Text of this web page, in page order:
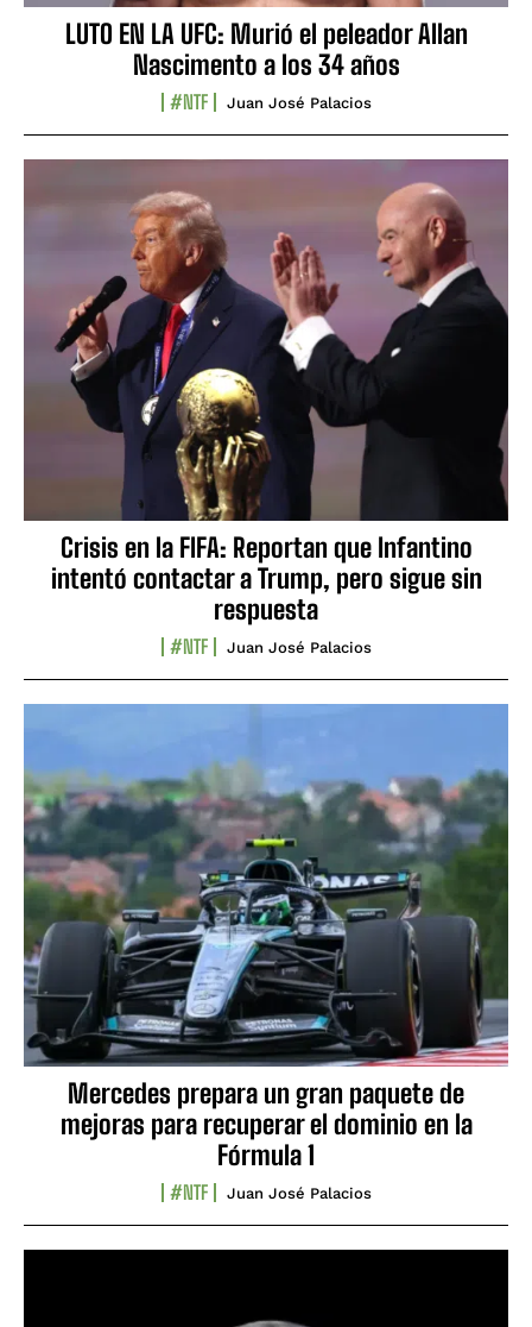
LUTO EN LA UFC: Murió el peleador Allan
Nascimento a los 34 años
#NTF Juan José Palacios
Crisis en la FIFA: Reportan que Infantino
intentó contactar a Trump, pero sigue sin
respuesta
#NTF Juan José Palacios
Mercedes prepara un gran paquete de
mejoras para recuperar el dominio en la
Fórmula 1
#NTF Juan José Palacios